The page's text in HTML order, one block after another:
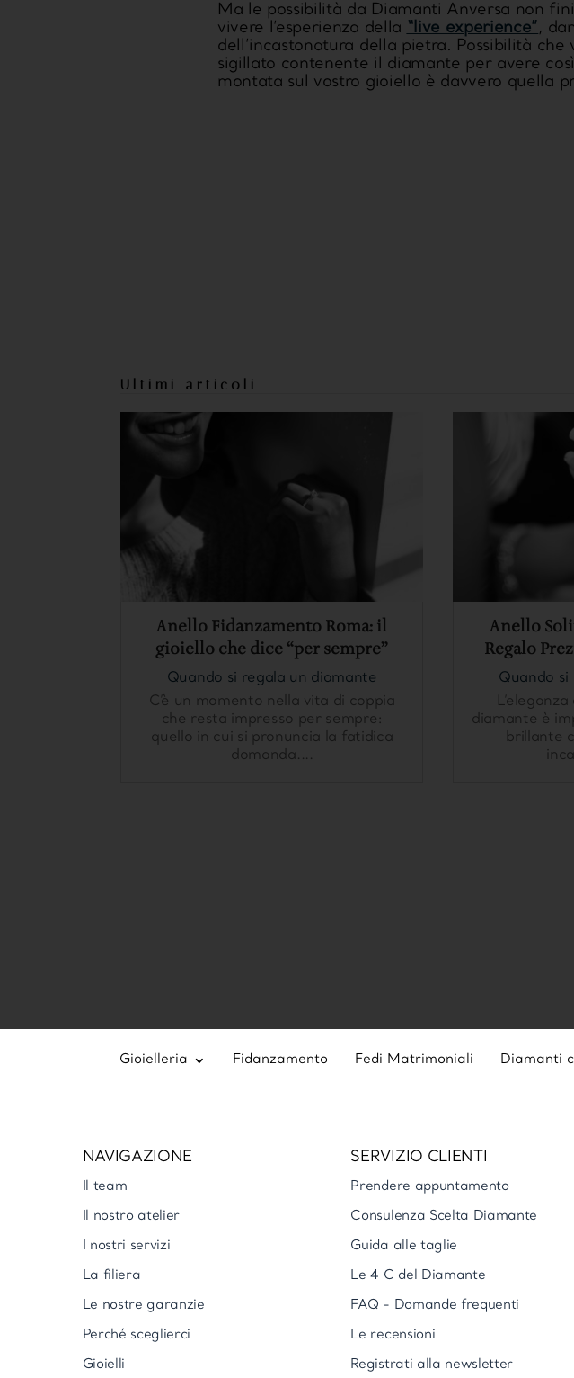
Ma le possibilità da Diamanti Anversa non
vivere l’esperienza della “live experience” ,
dell’incastonatura della pietra. Possibilità
sigillato contenente il diamante per avere
montata sul vostro gioiello è davvero quella
Ultimi articoli
Anello Fidanzamento Roma: il
gioiello che dice “per sempre”
Quando si regala un diamante
C’è un momento nella vita di coppia
che resta impresso per sempre:
quello in cui si pronuncia la fatidica
domanda....
Anello
Regalo
Quando si
diamante è
brillante
Gioielleria Fidanzamento Fedi Matrimoniali Diamanti
NAVIGAZIONE
Il team
Il nostro atelier
I nostri servizi
La filiera
Le nostre garanzie
Perché sceglierci
Gioielli
SERVIZIO CLIENTI
Prendere appuntamento
Consulenza Scelta Diamante
Guida alle taglie
Le 4 C del Diamante
FAQ - Domande frequenti
Le recensioni
Registrati alla newsletter